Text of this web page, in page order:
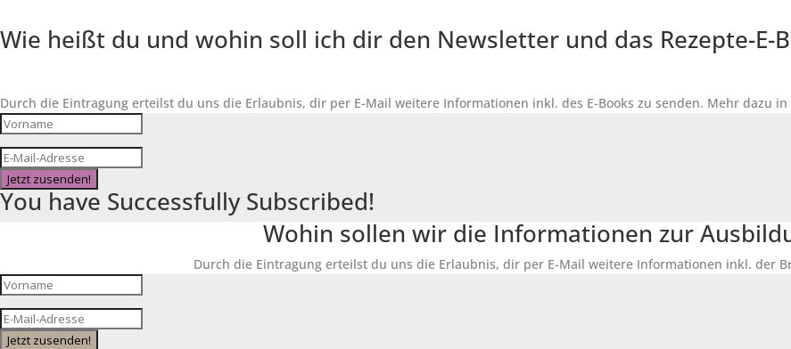
Wie heißt du und wohin soll ich dir den Newsletter und das Rezepte-E-
Durch die Eintragung erteilst du uns die Erlaubnis, dir per E-Mail weitere Informationen inkl. des E-Books zu senden. Mehr dazu in
Jetzt zusenden!
You have Successfully Subscribed!
Wohin sollen wir die Informationen zur
Durch die Eintragung erteilst du uns die Erlaubnis, dir per E-Mail weitere Informationen inkl. der
Jetzt zusenden!